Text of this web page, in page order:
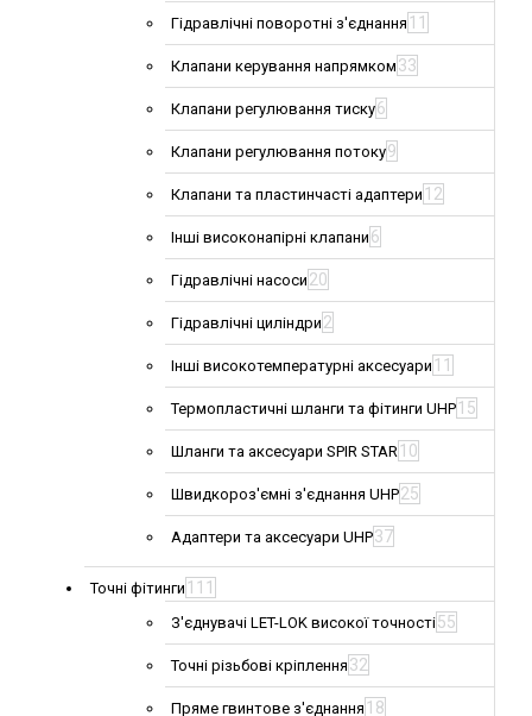
Гідравлічні поворотні з'єднання 11
Клапани керування напрямком 33
Клапани регулювання тиску6
Клапани регулювання потоку9
Клапани та пластинчасті адаптери 12
Інші високонапірні клапани 6
Гідравлічні насоси 20
Гідравлічні циліндри 2
Інші високотемпературні аксесуари 11
Термопластичні шланги та фітинги UHP 15
Шланги та аксесуари SPIR STAR 10
Швидкороз'ємні з'єднання UHP25
Адаптери та аксесуари UHP37
Точні фітинги 111
З'єднувачі LET-LOK високої точності55
Точні різьбові кріплення 32
Пряме гвинтове з'єднання 18